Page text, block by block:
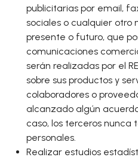
publicitarias por email,
sociales o cualquier otro
presente o futuro, que
comunicaciones
serán realizadas por el
sobre sus productos y
colaboradores o
alcanzado algún
caso, los terceros nunca
personales.
Realizar estudios